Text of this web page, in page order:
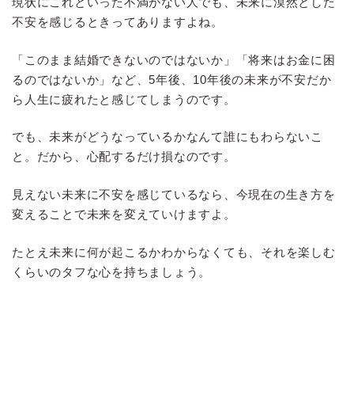
不安を感じるときってありますよね。
「このまま結婚できないのではないか」「将来はお金に困
るのではないか」など、5年後、10年後の未来が不安だか
ら人生に疲れたと感じてしまうのです。
でも、未来がどうなっているかなんて誰にもわらないこ
と。だから、心配するだけ損なのです。
見えない未来に不安を感じているなら、今現在の生き方を
変えることで未来を変えていけますよ。
たとえ未来に何が起こるかわからなくても、それを楽しむ
くらいのタフな心を持ちましょう。